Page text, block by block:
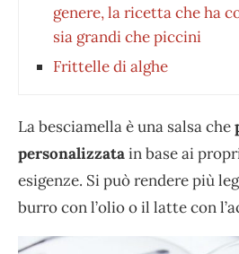
genere, la ricetta che ha
sia grandi che piccini
Frittelle di alghe
La besciamella è una salsa che
personalizzatain base ai
esigenze. Si può rendere più
burro con l’olio o il latte con